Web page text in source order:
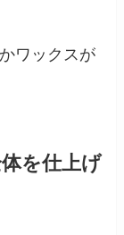
ワックスが
を仕上げ